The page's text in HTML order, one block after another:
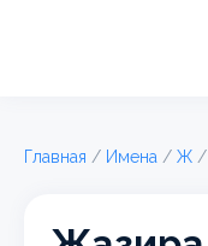
Главная / Имена / Ж /